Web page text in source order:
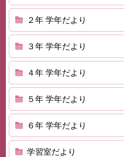
２年 学年だより
３年 学年だより
４年 学年だより
５年 学年だより
６年 学年だより
学習室だより